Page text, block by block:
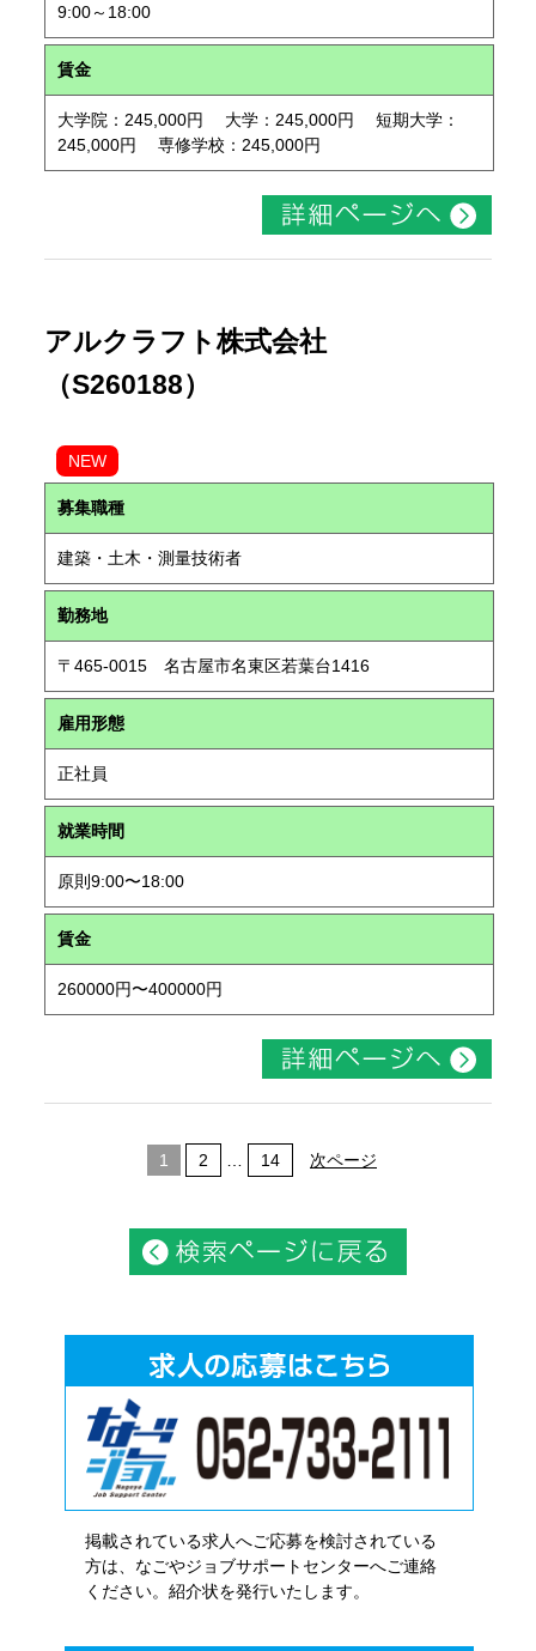
9:00～18:00
賃金
大学院：245,000円 大学：245,000円 短期大学：
245,000円 専修学校：245,000円
アルクラフト株式会社
（S260188）
NEW
募集職種
建築・土木・測量技術者
勤務地
〒465-0015 名古屋市名東区若葉台1416
雇用形態
正社員
就業時間
原則9:00〜18:00
賃金
260000円〜400000円
1 2 14 次ページ
掲載されている求人へご応募を検討されている
方は、なごやジョブサポートセンターへご連絡
ください。紹介状を発行いたします。